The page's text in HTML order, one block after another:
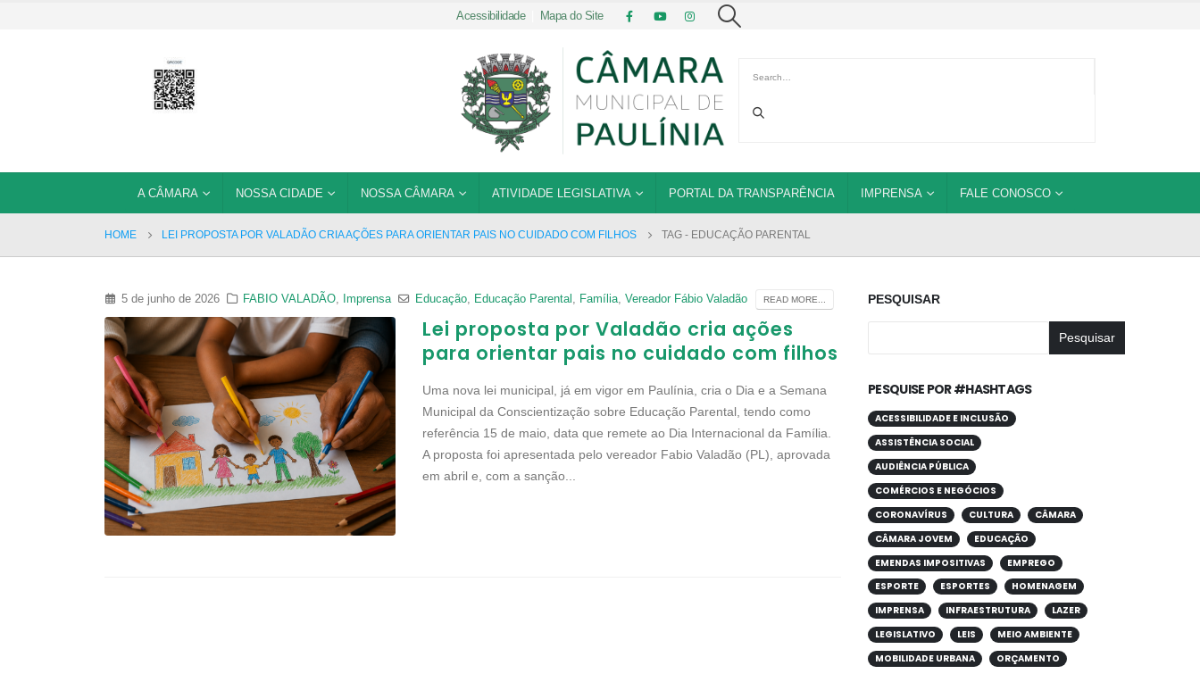
Acessibilidade| Mapa do Site
A CÂMARA NOSSA CIDADE NOSSA CÂMARA ATIVIDADE LEGISLATIVA PORTAL DA TRANSPARÊNCIA IMPRENSA FALE CONOSCO
HOME LEI PROPOSTA POR VALADÃO CRIA AÇÕES PARA ORIENTAR PAIS NO CUIDADO COM FILHOS TAG - EDUCAÇÃO PARENTAL
5 de junho de 2026 FABIO VALADÃO, Imprensa Educação, Educação Parental , Família, Vereador Fábio Valadão READ MORE...
Lei proposta por Valadão cria ações
para orientar pais no cuidado com filhos
Uma nova lei municipal, já em vigor em Paulínia, cria o Dia e a Semana
Municipal da Conscientização sobre Educação Parental, tendo como
referência 15 de maio, data que remete ao Dia Internacional da Família.
A proposta foi apresentada pelo vereador Fabio Valadão (PL), aprovada
em abril e, com a sanção...
PESQUISAR
Pesquisar
PESQUISE POR #HASHTAGS
ACESSIBILIDADE E INCLUSÃO
ASSISTÊNCIA SOCIAL
AUDIÊNCIA PÚBLICA
COMÉRCIOS E NEGÓCIOS
CORONAVÍRUS
CULTURA
CÂMARA
CÂMARA JOVEM
EDUCAÇÃO
EMENDAS IMPOSITIVAS
EMPREGO
ESPORTE
ESPORTES
HOMENAGEM
IMPRENSA
INFRAESTRUTURA
LAZER
LEGISLATIVO
LEIS
MEIO AMBIENTE
MOBILIDADE URBANA
ORÇAMENTO